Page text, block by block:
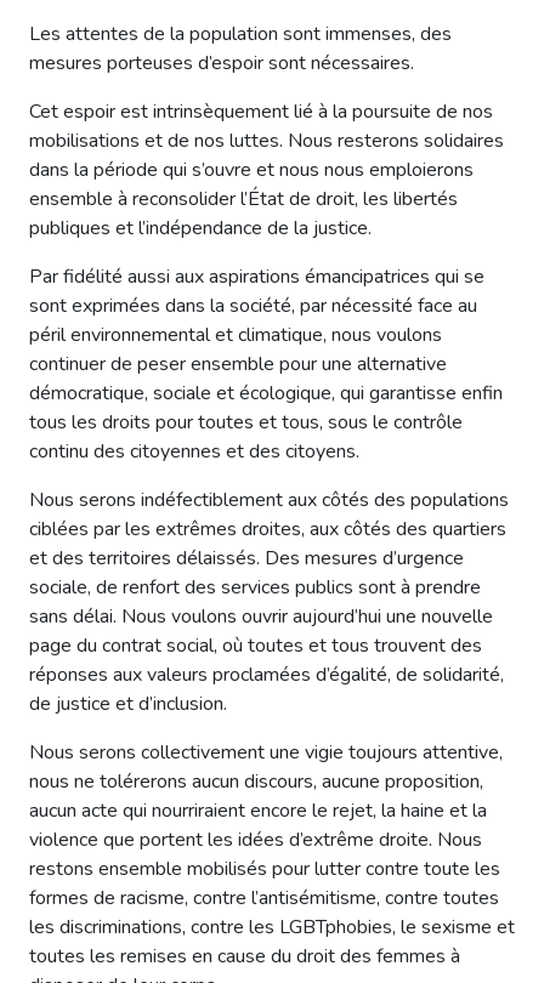
Les attentes de la population sont immenses, des
mesures porteuses d’espoir sont nécessaires.
Cet espoir est intrinsèquement lié à la poursuite de nos
mobilisations et de nos luttes. Nous resterons solidaires
dans la période qui s’ouvre et nous nous emploierons
ensemble à reconsolider l’État de droit, les libertés
publiques et l’indépendance de la justice.
Par fidélité aussi aux aspirations émancipatrices qui se
sont exprimées dans la société, par nécessité face au
péril environnemental et climatique, nous voulons
continuer de peser ensemble pour une alternative
démocratique, sociale et écologique, qui garantisse enfin
tous les droits pour toutes et tous, sous le contrôle
continu des citoyennes et des citoyens.
Nous serons indéfectiblement aux côtés des populations
ciblées par les extrêmes droites, aux côtés des quartiers
et des territoires délaissés. Des mesures d’urgence
sociale, de renfort des services publics sont à prendre
sans délai. Nous voulons ouvrir aujourd’hui une nouvelle
page du contrat social, où toutes et tous trouvent des
réponses aux valeurs proclamées d’égalité, de solidarité,
de justice et d’inclusion.
Nous serons collectivement une vigie toujours attentive,
nous ne tolérerons aucun discours, aucune proposition,
aucun acte qui nourriraient encore le rejet, la haine et la
violence que portent les idées d’extrême droite. Nous
restons ensemble mobilisés pour lutter contre toute les
formes de racisme, contre l’antisémitisme, contre toutes
les discriminations, contre les LGBTphobies, le sexisme et
toutes les remises en cause du droit des femmes à